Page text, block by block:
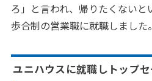
ろ」と言われ、帰りたくない
歩合制の営業職に就職しました。
ユニハウスに就職しトップ